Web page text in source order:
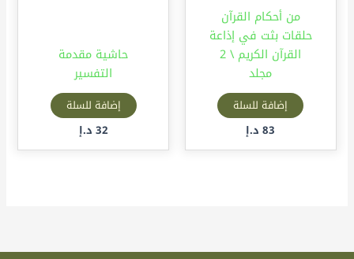
من أحكام القرآن
حلقات بثت في إذاعة
القرآن الكريم \ 2
مجلد
إضافة للسلة
83 د.إ
حاشية مقدمة
التفسير
إضافة للسلة
32 د.إ